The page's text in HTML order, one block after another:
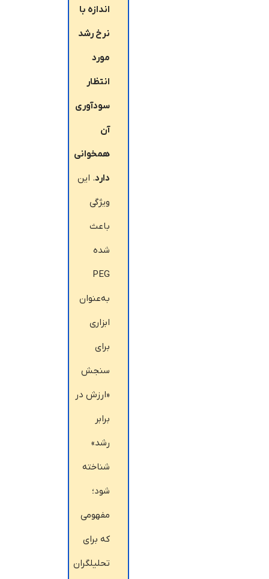
اندازه با
نرخ رشد
مورد
انتظار
سودآوری
آن
همخوانی
دارد. این
ویژگی
باعث
شده
PEG
به‌عنوان
ابزاری
برای
سنجش
«ارزش در
برابر
رشد»
شناخته
شود؛
مفهومی
که برای
تحلیلگران